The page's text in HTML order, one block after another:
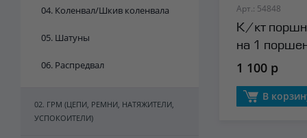
04. Коленвал/Шкив коленвала
05. Шатуны
06. Распредвал
02. ГРМ (ЦЕПИ, РЕМНИ, НАТЯЖИТЕЛИ,
УСПОКОИТЕЛИ)
Арт.: 54848
К/кт
на 1
Autowelt
1 100 р
В